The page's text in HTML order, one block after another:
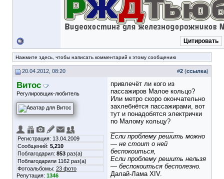
Цитировать
Нажмите здесь, чтобы написать комментарий к этому сообщению
20.04.2012, 08:20 #2 (ссылка)
Витос
Регулировщик-любитель
Регистрация: 13.04.2009
Сообщений: 5,210
Поблагодарил: 853 раз(а)
Поблагодарили 1162 раз(а)
Фотоальбомы: 23 фото
Репутация: 1346
привлечёт ли кого из
пассажиров Малое кольцо?
Или метро скоро окончательно
захлебнётся пассажирами, вот
тут и понадобятся электрички
по Малому кольцу?
Если проблему решить можно
— не стоит о ней
беспокоиться,
Если проблему решить нельзя
— беспокоиться бесполезно.
Далай-Лама XIV.